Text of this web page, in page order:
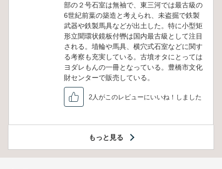
部の２号石室は無袖で、東三河では最古級の
6世紀前葉の築造と考えられ、未盗掘で鉄製
武器や鉄製馬具などが出土した。特に小型矩
形立聞環状鏡板付轡は国内最古級として注目
される。埴輪や馬具、横穴式石室などに関す
る考察も充実している。古墳オタにとっては
ヨダレもんの一冊となっている。豊橋市文化
財センターで販売している。
2人がこのレビューにいいね！しました
もっと見る